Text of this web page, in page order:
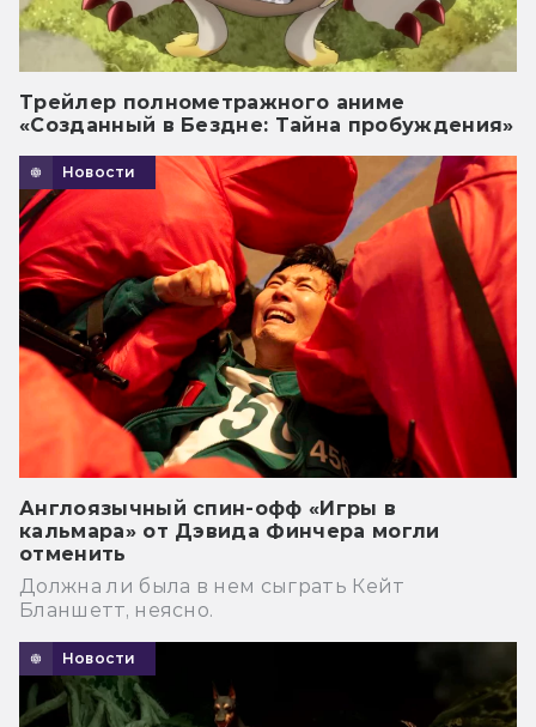
Трейлер полнометражного аниме
«Созданный в Бездне: Тайна пробуждения»
Новости
Англоязычный спин-офф «Игры в
кальмара» от Дэвида Финчера могли
отменить
Должна ли была в нем сыграть Кейт
Бланшетт, неясно.
Новости